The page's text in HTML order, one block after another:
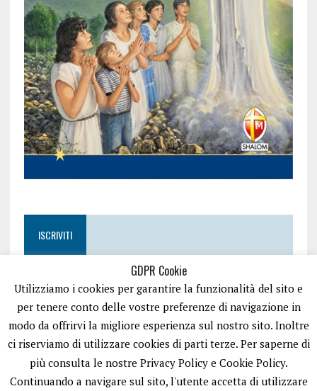
ISCRIVITI
GDPR Cookie
Utilizziamo i cookies per garantire la funzionalità del sito e
per tenere conto delle vostre preferenze di navigazione in
modo da offrirvi la migliore esperienza sul nostro sito. Inoltre
ci riserviamo di utilizzare cookies di parti terze. Per saperne di
più consulta le nostre Privacy Policy e Cookie Policy.
Continuando a navigare sul sito, l'utente accetta di utilizzare